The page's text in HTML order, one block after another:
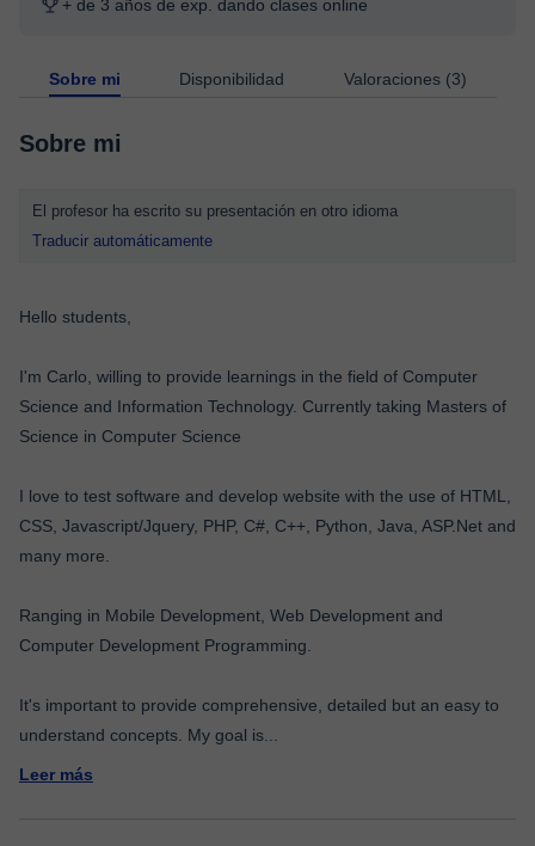
+ de 3 años de exp. dando clases online
Sobre mi Disponibilidad Valoraciones (3)
Sobre mi
El profesor ha escrito su presentación en otro idioma
Traducir automáticamente
Hello students,
I'm Carlo, willing to provide learnings in the field of Computer
Science and Information Technology. Currently taking Masters of
Science in Computer Science
I love to test software and develop website with the use of HTML,
CSS, Javascript/Jquery, PHP, C#, C++, Python, Java, ASP.Net and
many more.
Ranging in Mobile Development, Web Development and
Computer Development Programming.
It's important to provide comprehensive, detailed but an easy to
understand concepts. My goal is
Leer más